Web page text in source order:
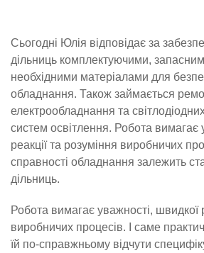
Сьогодні Юлія відповідає за
дільниць комплектуючими,
необхідними матеріалами для
обладнання. Також займається
електрообладнання та
систем освітлення. Робота вимагає
реакції та розуміння виробничих
справності обладнання залежить
дільниць.
Робота вимагає уважності, швидкої
виробничих процесів. І саме
їй по-справжньому відчути